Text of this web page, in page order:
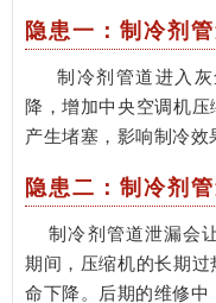
隐患一：制冷剂
制冷剂管道进入灰
降，增加中央空调机
产生堵塞，影响制冷效
隐患二：制冷剂
制冷剂管道泄漏会
期间，压缩机的长期
命下降。后期的维修中